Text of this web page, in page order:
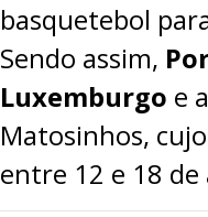
basquetebol
Sendo assim,
Luxemburgo e a
Matosinhos,
entre 12 e 18 de